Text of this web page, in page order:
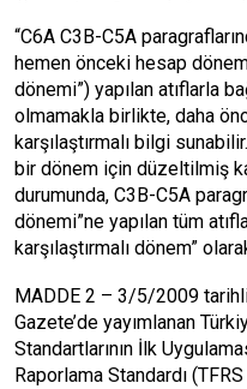
“C6A C3B-C5A
hemen önceki hesap
dönemi”) yapılan atıflarla
olmamakla birlikte, daha
karşılaştırmalı bilgi
bir dönem için düzeltilmiş
durumunda, C3B-C5A
dönemi”ne yapılan tüm
karşılaştırmalı dönem”
MADDE 2 – 3/5/2009
Gazete’de yayımlanan
Standartlarının İlk
Raporlama Standardı